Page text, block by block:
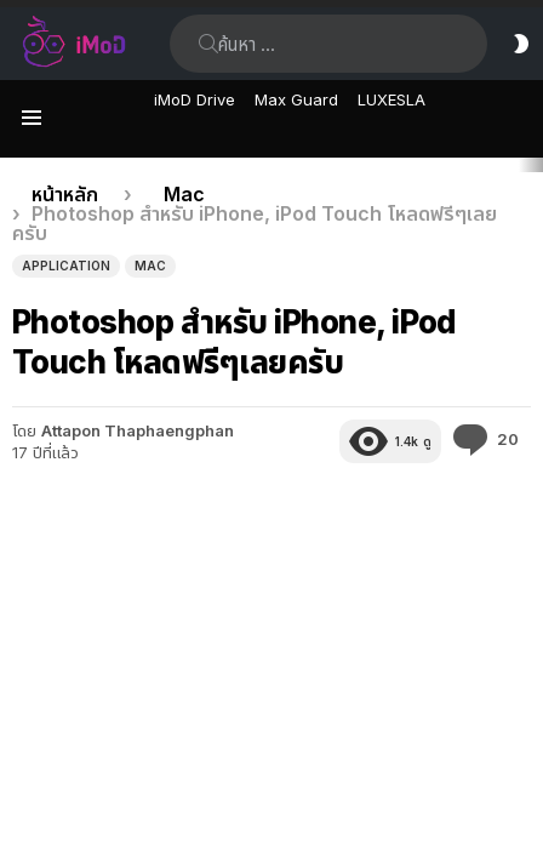
iMoD Drive Max Guard LUXESLA
เรื่อง
ล่าสุด
คุณอยู่ที่นี่:
หน้าหลัก
Mac
Photoshop สำหรับ iPhone, iPod Touch โหลดฟรีๆเลย
ครับ
APPLICATION MAC
Photoshop สำหรับ iPhone, iPod
Touch โหลดฟรีๆเลยครับ
โดย Attapon Thaphaengphan
17 ปีที่แล้ว
1.4k ดู 20